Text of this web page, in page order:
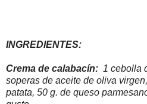
INGREDIENTES:
Crema de calabacín: 1 cebolla
soperas de aceite de oliva
patata, 50 g. de queso